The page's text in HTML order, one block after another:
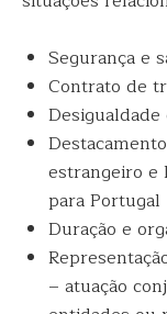
Segurança e
Contrato de
estrangeiro e
para Portugal
Duração e
– atuação